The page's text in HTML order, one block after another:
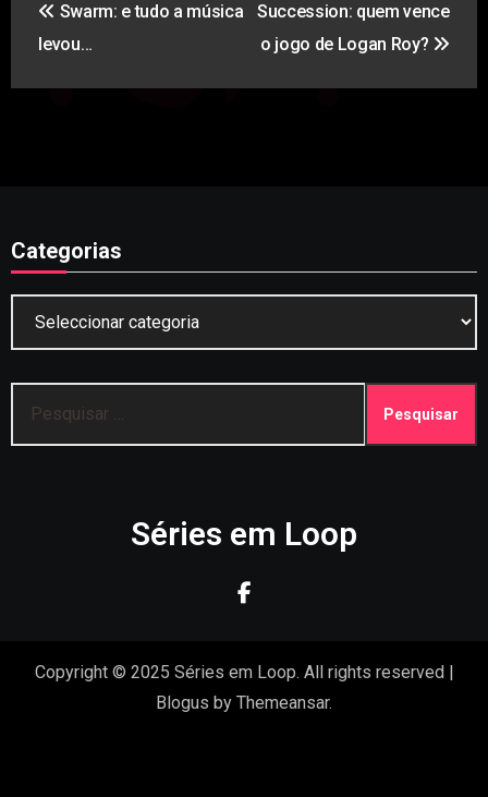
de
artigos
Swarm: e tudo a música
levou…
Succession: quem vence
o jogo de Logan Roy?
Categorias
por:
Séries em Loop
Copyright © 2025 Séries em Loop. All rights reserved |
Blogus by Themeansar.